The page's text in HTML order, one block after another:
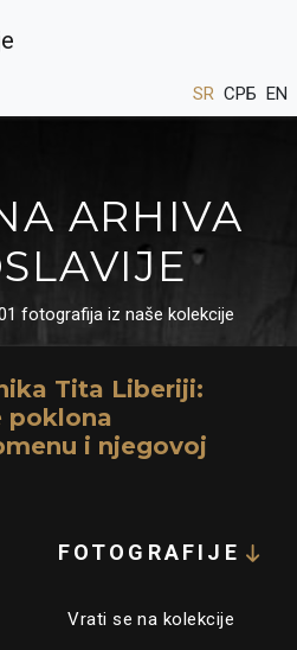
SR СРБ EN
ARHIVA
fotografija iz naše kolekcije
Tita Liberiji:
poklona
i njegovoj
FOTOGRAFIJE
Vrati se na kolekcije